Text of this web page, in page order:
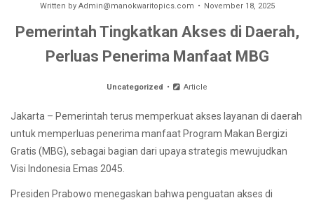
Written by Admin@manokwaritopics.com November 18, 2025
Pemerintah Tingkatkan Akses di Daerah,
Perluas Penerima Manfaat MBG
Uncategorized Article
Jakarta – Pemerintah terus memperkuat akses layanan di daerah
untuk memperluas penerima manfaat Program Makan Bergizi
Gratis (MBG), sebagai bagian dari upaya strategis mewujudkan
Visi Indonesia Emas 2045.
Presiden Prabowo menegaskan bahwa penguatan akses di